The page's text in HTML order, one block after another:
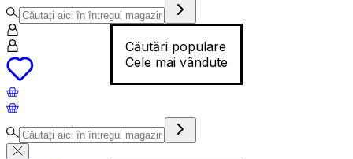
Căutări populare
Cele mai vândute